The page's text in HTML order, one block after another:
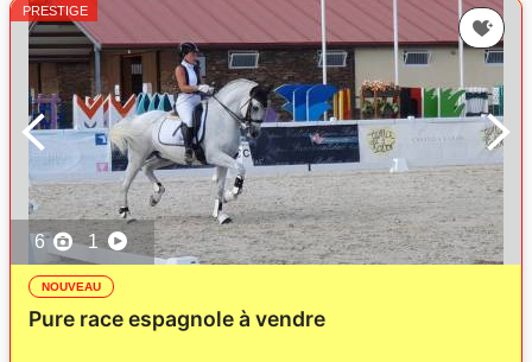
PRESTIGE
6 1
NOUVEAU
Pure race espagnole à vendre